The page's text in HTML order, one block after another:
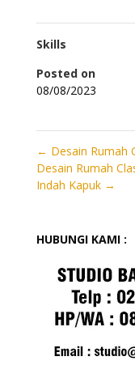
Skills
Posted on
08/08/2023
← Desain Rumah
Desain Rumah
Indah Kapuk →
HUBUNGI KAMI :